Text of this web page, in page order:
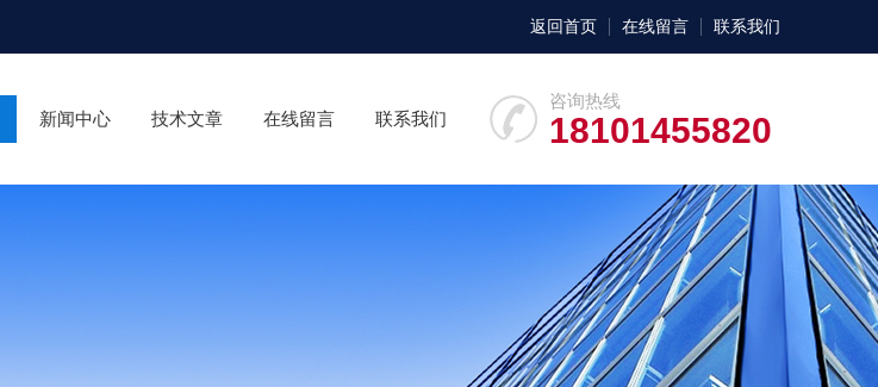
返回首页 在线留言 联系我们
咨询热线
18101455820
新闻中心 技术文章 在线留言 联系我们